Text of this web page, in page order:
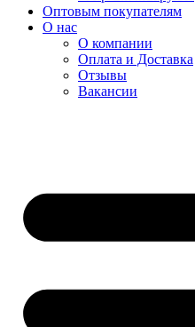
Оптовым покупателям
О нас
О компании
Оплата и Доставка
Отзывы
Вакансии